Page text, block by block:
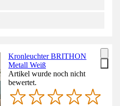
Kronleuchter BRITHON
Metall Weiß
Artikel wurde noch nicht
bewertet.